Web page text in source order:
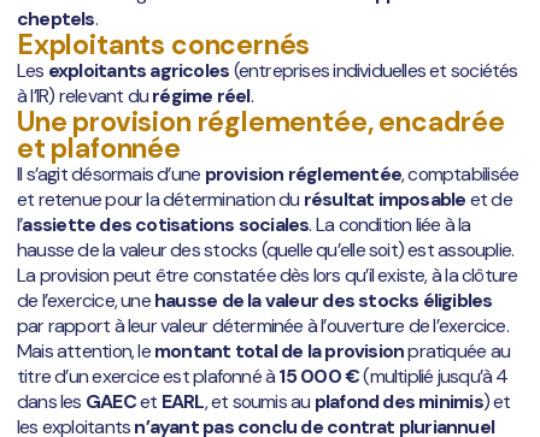
cheptels.
Exploitants concernés
Les exploitants agricoles(entreprises individuelles et sociétés
à l’IR) relevant durégime réel.
Une provision réglementée, encadrée
et plafonnée
Il s’agit désormais d’une provision réglementée, comptabilisée
et retenue pour la détermination du résultat imposableet de
l’assiette des cotisations sociales. La condition liée à la
hausse de la valeur des stocks (quelle qu’elle soit) est assouplie.
La provision peut être constatée dès lors qu’il existe, à la clôture
de l’exercice, unehausse de la valeur des stocks éligibles
par rapport à leur valeur déterminée à l’ouverture de l’exercice.
Mais attention, lemontant total de la provisionpratiquée au
titre d’un exercice est plafonné à15 000 €(multiplié jusqu’à 4
dans les GAECet EARL, et soumis au plafond des minimis) et
les exploitantsn’ayant pas conclu de contrat pluriannuel